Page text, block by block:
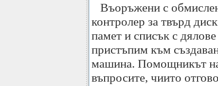
Въоръжени с
контролер за твърд
памет и списък с
пристъпим към
машина. Помощникът
въпросите, чиито